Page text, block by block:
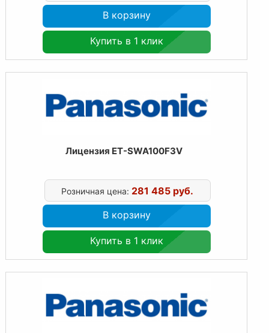
В корзину
Купить в 1 клик
Лицензия ET-SWA100F3V
Розничная цена: 281 485 руб.
В корзину
Купить в 1 клик